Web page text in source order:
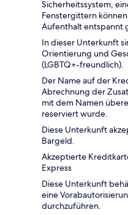
Sicherheitssystem,
Fenstergittern
Aufenthalt entspannt
In dieser Unterkunft
Orientierung und
(LGBTQ+-freundlich).
Der Name auf der
Abrechnung der
mit dem Namen
reserviert wurde.
Diese Unterkunft
Bargeld.
Akzeptierte
Express
Diese Unterkunft
eine
durchzuführen.